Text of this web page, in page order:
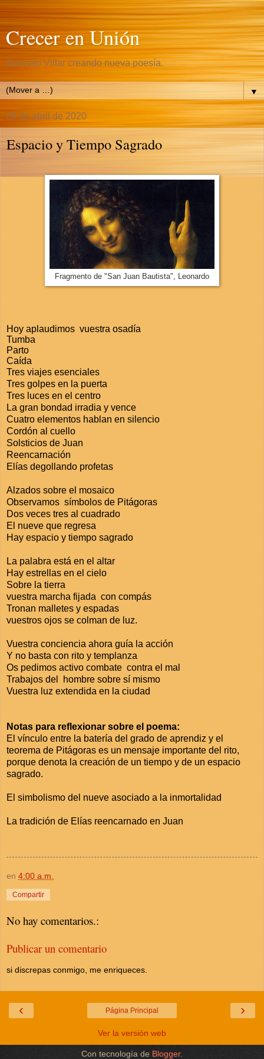
Crecer en Unión
Gonzalo Villar creando nueva poesía.
▼
23 de abril de 2020
Espacio y Tiempo Sagrado
Fragmento de "San Juan Bautista", Leonardo
Hoy aplaudimos vuestra osadía
Tumba
Parto
Caída
Tres viajes esenciales
Tres golpes en la puerta
Tres luces en el centro
La gran bondad irradia y vence
Cuatro elementos hablan en silencio
Cordón al cuello
Solsticios de Juan
Reencarnación
Elías degollando profetas
Alzados sobre el mosaico
Observamos símbolos de Pitágoras
Dos veces tres al cuadrado
El nueve que regresa
Hay espacio y tiempo sagrado
La palabra está en el altar
Hay estrellas en el cielo
Sobre la tierra
vuestra marcha fijada con compás
Tronan malletes y espadas
vuestros ojos se colman de luz.
Vuestra conciencia ahora guía la acción
Y no basta con rito y templanza
Os pedimos activo combate contra el mal
Trabajos del hombre sobre sí mismo
Vuestra luz extendida en la ciudad
Notas para reflexionar sobre el poema:
El vínculo entre la batería del grado de aprendiz y el
teorema de Pitágoras es un mensaje importante del rito,
porque denota la creación de un tiempo y de un espacio
sagrado.
El simbolismo del nueve asociado a la inmortalidad
La tradición de Elías reencarnado en Juan
en 4:00 a.m.
Compartir
No hay comentarios.:
Publicar un comentario
si discrepas conmigo, me enriqueces.
‹ ›
Página Principal
Ver la versión web
Con tecnología de Blogger.